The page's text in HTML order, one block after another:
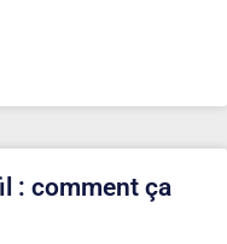
: comment ça